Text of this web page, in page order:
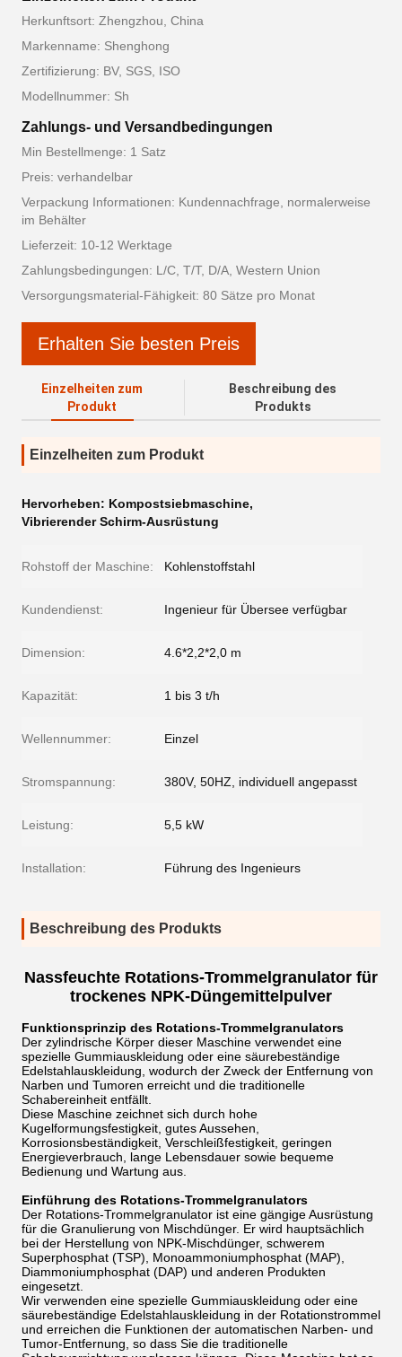
Herkunftsort: Zhengzhou, China
Markenname: Shenghong
Zertifizierung: BV, SGS, ISO
Modellnummer: Sh
Zahlungs- und Versandbedingungen
Min Bestellmenge: 1 Satz
Preis: verhandelbar
Verpackung Informationen: Kundennachfrage, normalerweise
im Behälter
Lieferzeit: 10-12 Werktage
Zahlungsbedingungen: L/C, T/T, D/A, Western Union
Versorgungsmaterial-Fähigkeit: 80 Sätze pro Monat
Erhalten Sie besten Preis
Einzelheiten zum
Produkt
Beschreibung des
Produkts
Einzelheiten zum Produkt
Hervorheben: Kompostsiebmaschine,
Vibrierender Schirm-Ausrüstung
Rohstoff der Maschine: Kohlenstoffstahl
Kundendienst: Ingenieur für Übersee verfügbar
Dimension: 4.6*2,2*2,0 m
Kapazität: 1 bis 3 t/h
Wellennummer: Einzel
Stromspannung: 380V, 50HZ, individuell angepasst
Leistung: 5,5 kW
Installation: Führung des Ingenieurs
Beschreibung des Produkts
Nassfeuchte Rotations-Trommelgranulator für
trockenes NPK-Düngemittelpulver
Funktionsprinzip des Rotations-Trommelgranulators
Der zylindrische Körper dieser Maschine verwendet eine
spezielle Gummiauskleidung oder eine säurebeständige
Edelstahlauskleidung, wodurch der Zweck der Entfernung von
Narben und Tumoren erreicht und die traditionelle
Schabereinheit entfällt.
Diese Maschine zeichnet sich durch hohe
Kugelformungsfestigkeit, gutes Aussehen,
Korrosionsbeständigkeit, Verschleißfestigkeit, geringen
Energieverbrauch, lange Lebensdauer sowie bequeme
Bedienung und Wartung aus.
Einführung des Rotations-Trommelgranulators
Der Rotations-Trommelgranulator ist eine gängige Ausrüstung
für die Granulierung von Mischdünger. Er wird hauptsächlich
bei der Herstellung von NPK-Mischdünger, schwerem
Superphosphat (TSP), Monoammoniumphosphat (MAP),
Diammoniumphosphat (DAP) und anderen Produkten
eingesetzt.
Wir verwenden eine spezielle Gummiauskleidung oder eine
säurebeständige Edelstahlauskleidung in der Rotationstrommel
und erreichen die Funktionen der automatischen Narben- und
Tumor-Entfernung, so dass Sie die traditionelle